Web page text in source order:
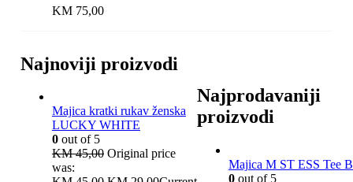
KM75,00
Najnoviji proizvodi
Majica kratki rukav ženska
LUCKY WHITE
0out of 5
KM45,00 Original price
was:
Najprodavaniji
proizvodi
Majica M ST ESS Tee
0out of 5